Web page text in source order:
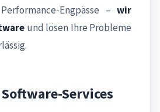
Engpässe – wir
und lösen Ihre Probleme
Software-Services